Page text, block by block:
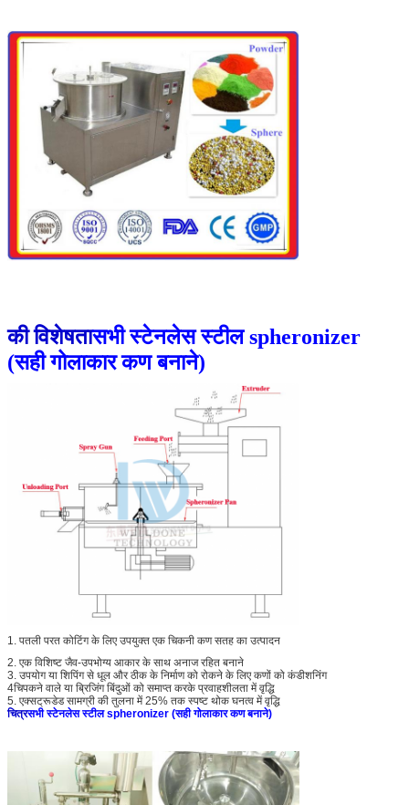
की विशेषतासभी स्टेनलेस स्टील spheronizer
(सही गोलाकार कण बनाने)
1. पतली परत कोटिंग के लिए उपयुक्त एक चिकनी कण सतह का उत्पादन
2. एक विशिष्ट जैव-उपभोग्य आकार के साथ अनाज रहित बनाने
3. उपयोग या शिपिंग से धूल और ठीक के निर्माण को रोकने के लिए कणों को कंडीशनिंग
4चिपकने वाले या ब्रिजिंग बिंदुओं को समाप्त करके प्रवाहशीलता में वृद्धि
5. एक्सट्रूडेड सामग्री की तुलना में 25% तक स्पष्ट थोक घनत्व में वृद्धि
चित्रसभी स्टेनलेस स्टील spheronizer (सही गोलाकार कण बनाने)